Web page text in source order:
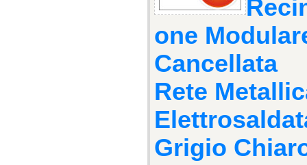
one
Cancellata
Rete
Grigio